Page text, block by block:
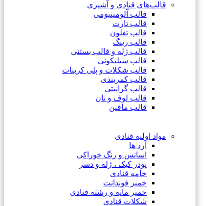
قالب‌های قنادی و آشپزی
قالب آلومینیومی
قالب تارت
قالب تفلون
قالب رینگ
قالب ژله و قالب بستنی
قالب سیلیکونی
قالب شکلات و پلی کربنات
قالب کمربندی
قالب گرانیتی
قالب لوف و نان
قالب مافین
مواد اولیه قنادی
آرد ها
اسانس و رنگ خوراکی
پودر کیک ، ژله و دسر
خامه قنادی
خمیر فوندانت
خمیر مایه و رشته قنادی
شکلات قنادی